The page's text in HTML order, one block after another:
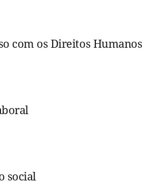
com os Direitos Humanos
social